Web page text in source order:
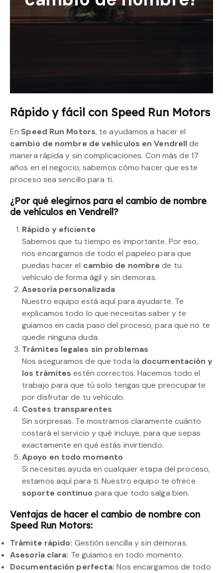
Rápido y fácil con Speed Run Motors
En Speed Run Motors, te ayudamos a hacer el
cambio de nombre de vehículos en Vendrellde
manera rápida y sin complicaciones. Con más de 17
años en el negocio, sabemos cómo hacer que este
proceso sea sencillo para ti.
¿Por qué elegirnos para el cambio de nombre
de vehículos en Vendrell?
Rápido y eficiente
Sabemos que tu tiempo es importante. Por eso,
nos encargamos de todo el papeleo para que
puedas hacer el cambio de nombre de tu
vehículo de forma ágil y sin demoras.
Asesoría personalizada
Nuestro equipo está aquí para ayudarte. Te
explicamos todo lo que necesitas saber y te
guiamos en cada paso del proceso, para que no te
quede ninguna duda.
Trámites legales sin problemas
Nos aseguramos de que toda la documentación y
los trámites estén correctos. Hacemos todo el
trabajo para que tú solo tengas que preocuparte
por disfrutar de tu vehículo.
Costes transparentes
Sin sorpresas. Te mostramos claramente cuánto
costará el servicio y qué incluye, para que sepas
exactamente en qué estás invirtiendo.
Apoyo en todo momento
Si necesitas ayuda en cualquier etapa del proceso,
estamos aquí para ti. Nuestro equipo te ofrece
soporte continuo para que todo salga bien.
Ventajas de hacer el cambio de nombre con
Speed Run Motors:
Trámite rápido: Gestión sencilla y sin demoras.
Asesoría clara: Te guiamos en todo momento.
Documentación perfecta: Nos encargamos de todo